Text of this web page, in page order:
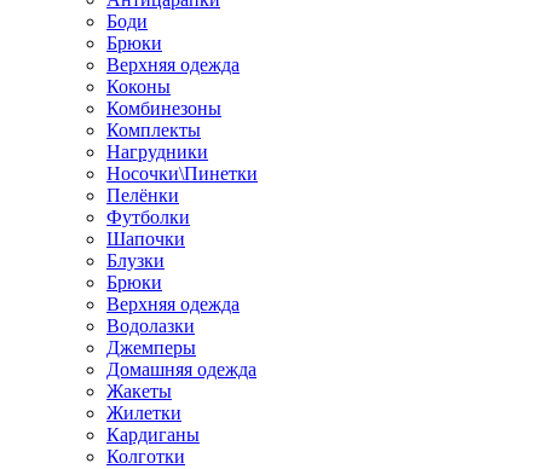
Боди
Брюки
Верхняя одежда
Коконы
Комбинезоны
Комплекты
Нагрудники
Носочки\Пинетки
Пелёнки
Футболки
Шапочки
Блузки
Брюки
Верхняя одежда
Водолазки
Джемперы
Домашняя одежда
Жакеты
Жилетки
Кардиганы
Колготки